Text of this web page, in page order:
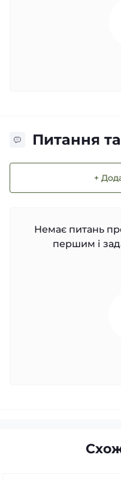
Питання та
+
Немає питань
першим і